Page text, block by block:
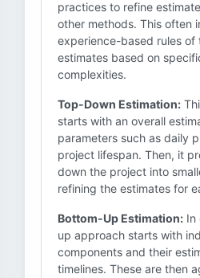
practices to refine
other methods. This often
experience-based rules of
estimates based on
complexities.
Top-Down Estimation:
starts with an overall
parameters such as daily
project lifespan. Then, it
down the project into
refining the estimates for
Bottom-Up Estimation: In
up approach starts with
components and their
timelines. These are then